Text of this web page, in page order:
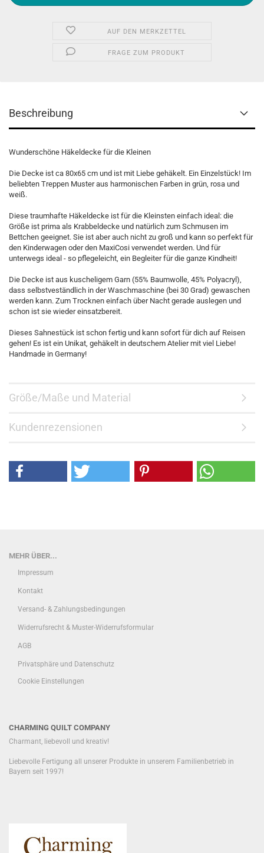
AUF DEN MERKZETTEL
FRAGE ZUM PRODUKT
Beschreibung
Wunderschöne Häkeldecke für die Kleinen
Die Decke ist ca 80x65 cm und ist mit Liebe gehäkelt. Ein Einzelstück! Im
beliebten Treppen Muster aus harmonischen Farben in grün, rosa und
weiß.
Diese traumhafte Häkeldecke ist für die Kleinsten einfach ideal: die
Größe ist prima als Krabbeldecke und natürlich zum Schmusen im
Bettchen geeignet. Sie ist aber auch nicht zu groß und kann so perfekt für
den Kinderwagen oder den MaxiCosi verwendet werden. Und für
unterwegs ideal - so pflegeleicht, ein Begleiter für die ganze Kindheit!
Die Decke ist aus kuscheligem Garn (55% Baumwolle, 45% Polyacryl),
dass selbstveständlich in der Waschmaschine (bei 30 Grad) gewaschen
werden kann. Zum Trocknen einfach über Nacht gerade auslegen und
schon ist sie wieder einsatzbereit.
Dieses Sahnestück ist schon fertig und kann sofort für dich auf Reisen
gehen! Es ist ein Unikat, gehäkelt in deutschem Atelier mit viel Liebe!
Handmade in Germany!
Größe/Maße und Material
Kundenrezensionen
MEHR ÜBER...
Impressum
Kontakt
Versand- & Zahlungsbedingungen
Widerrufsrecht & Muster-Widerrufsformular
AGB
Privatsphäre und Datenschutz
Cookie Einstellungen
CHARMING QUILT COMPANY
Charmant, liebevoll und kreativ!
Liebevolle Fertigung all unserer Produkte in unserem Familienbetrieb in
Bayern seit 1997!